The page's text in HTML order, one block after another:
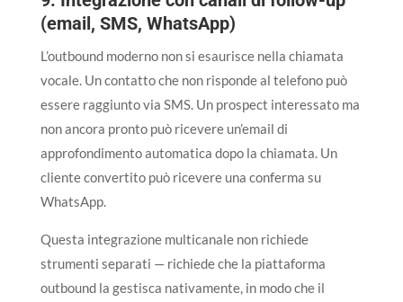
(email, SMS, WhatsApp)
L’outbound moderno non si esaurisce nella chiamata
vocale. Un contatto che non risponde al telefono può
essere raggiunto via SMS. Un prospect interessato ma
non ancora pronto può ricevere un’email di
approfondimento automatica dopo la chiamata. Un
cliente convertito può ricevere una conferma su
WhatsApp.
Questa integrazione multicanale non richiede
strumenti separati — richiede che la piattaforma
outbound la gestisca nativamente, in modo che il